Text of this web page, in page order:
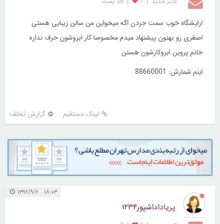
ارایشگاه خوب سمت جردن اگه میخواین من سالن زیبایی هستی
اصغری رو بهتون پیشنهاد میدم مخصوصا کار ابروشون حرف نداره
خانم پروین ابروکارشون هستن
اینم شمارش: 88660001
لینک مستقیم گزارش تخلف
۱۸:۰۳ ۱۳۹۶/۹/۶
پریاداداشپور۱۲۳۴